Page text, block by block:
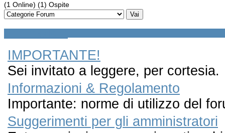
(1 Online) (1) Ospite
IMPORTANTE!
Sei invitato a leggere, per cortesia.
Informazioni & Regolamento
Importante: norme di utilizzo del
Suggerimenti per gli amministratori